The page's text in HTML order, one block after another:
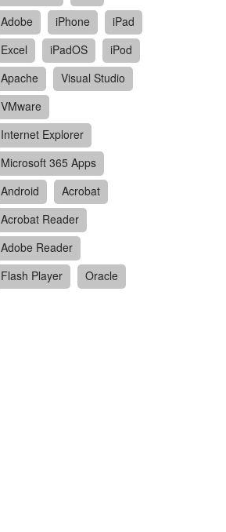
Adobe
iPhone
iPad
Excel
iPadOS
iPod
Apache
Visual Studio
VMware
Internet Explorer
Microsoft 365 Apps
Android
Acrobat
Acrobat Reader
Adobe Reader
Flash Player
Oracle